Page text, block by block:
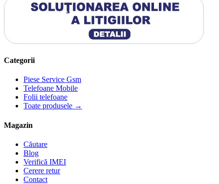
Categorii
Piese Service Gsm
Telefoane Mobile
Folii telefoane
Toate produsele →
Magazin
Căutare
Blog
Verifică IMEI
Cerere retur
Contact